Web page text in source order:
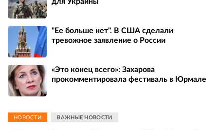
"Ее больше нет". В США сделали
тревожное заявление о России
«Это конец всего»: Захарова
прокомментировала фестиваль в Юрмале
НОВОСТИ ВАЖНЫЕ НОВОСТИ